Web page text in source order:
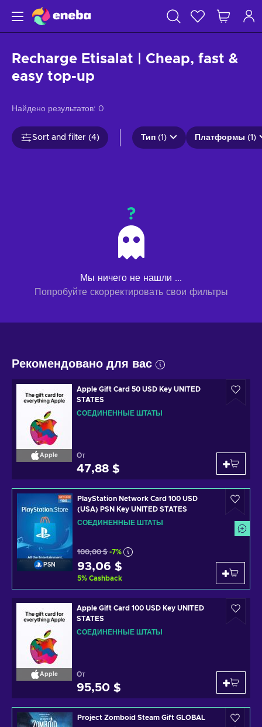
Recharge Etisalat | Cheap, fast &
easy top-up
Найдено результатов: 0
Sort and filter (4) Тип (1) Платформы (1)
?
Мы ничего не нашли ...
Попробуйте скорректировать свои фильтры
Рекомендовано для вас
Apple
Apple Gift Card 50 USD Key UNITED
STATES
СОЕДИНЕННЫЕ ШТАТЫ
От
47,88 $
PSN
PlayStation Network Card 100 USD
(USA) PSN Key UNITED STATES
СОЕДИНЕННЫЕ ШТАТЫ
100,00 $ -7%
93,06 $
5% Cashback
Apple
Apple Gift Card 100 USD Key UNITED
STATES
СОЕДИНЕННЫЕ ШТАТЫ
От
95,50 $
Project Zomboid Steam Gift GLOBAL